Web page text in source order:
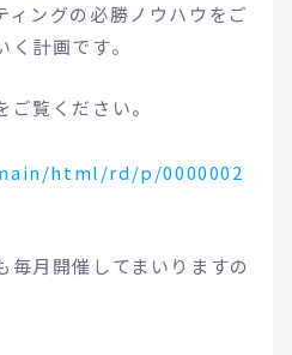
ィングの必勝ノウハウをご
計画です。
覧ください。
html/rd/p/0000002
毎月開催してまいりますの